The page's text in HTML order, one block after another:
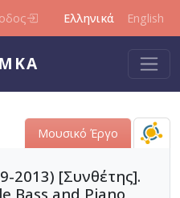
Ελληνικά English
Μουσικό Έργο
2013) [Συνθέτης].
Bass and Piano